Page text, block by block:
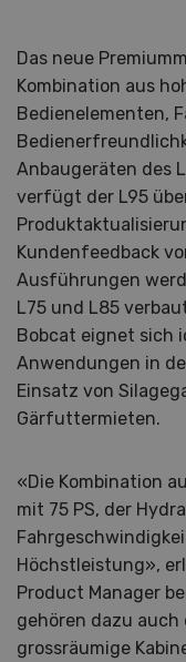
Das neue
Kombination aus
Bedienelementen,
Anbaugeräten des
verfügt der L95
Kundenfeedback
Ausführungen
L75 und L85
Bobcat eignet sich
Anwendungen in
Einsatz von
Gärfuttermieten.
«Die Kombination
mit 75 PS, der
Höchstleistung»,
Product Manager
gehören dazu
grossräumige